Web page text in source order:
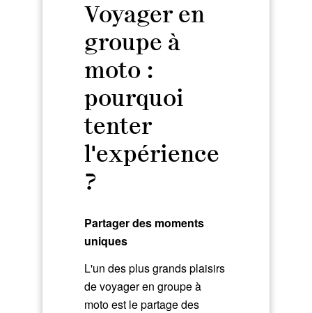
Voyager en
groupe à
moto :
pourquoi
tenter
l'expérience
?
Partager des moments
uniques
L'un des plus grands plaisirs
de voyager en groupe à
moto est le partage des